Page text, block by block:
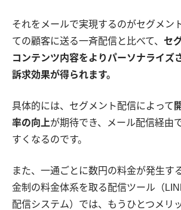
それをメールで実現するのがセグメン
ての顧客に送る一斉配信と比べて、 セ
コンテンツ内容をよりパーソナライズ
訴求効果が得られます。
具体的には、セグメント配信によって
率の向上が期待でき、メール配信経由
すくなるのです。
また、一通ごとに数円の料金が発生す
金制の料金体系を取る配信ツール（
配信システム）では、もうひとつメリ